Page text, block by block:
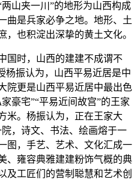
山夹一川”的地形为山西构成
曲是兵家必争之地。地形、土
，也积淀出深挚的黄土文化。
时，山西的建建不成谓不
杨振认为，山西平易近居是中
院更是山西平易近居中最出色
豪宅”“平易近间故宫”的王家
米。杨振认为，正在王家大
，诗文、书法、绘画熔于一
图，手艺、艺术、文化汇成一
、雍容典雅建建粉饰气概的典
及工匠们的营制聪慧和艺术创